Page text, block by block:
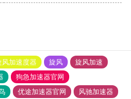
风加速度器 旋风
旋风加速
狗急加速器官网
优途加速器官网
风驰加速器